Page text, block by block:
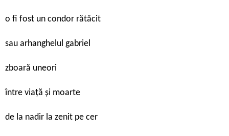
o fi fost un condor rătăcit
sau arhanghelul gabriel
zboară uneori
între viață și moarte
de la nadir la zenit pe cer